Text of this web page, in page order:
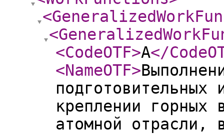
<CodeOTF>A</
<NameOTF>
подготовительных
креплении горных
атомной отрасли,